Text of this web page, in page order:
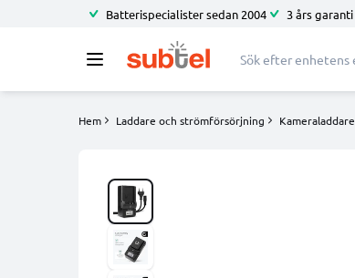
Batterispecialister sedan 2004 3 års garanti
Hem Laddare och strömförsörjning Kameraladdare